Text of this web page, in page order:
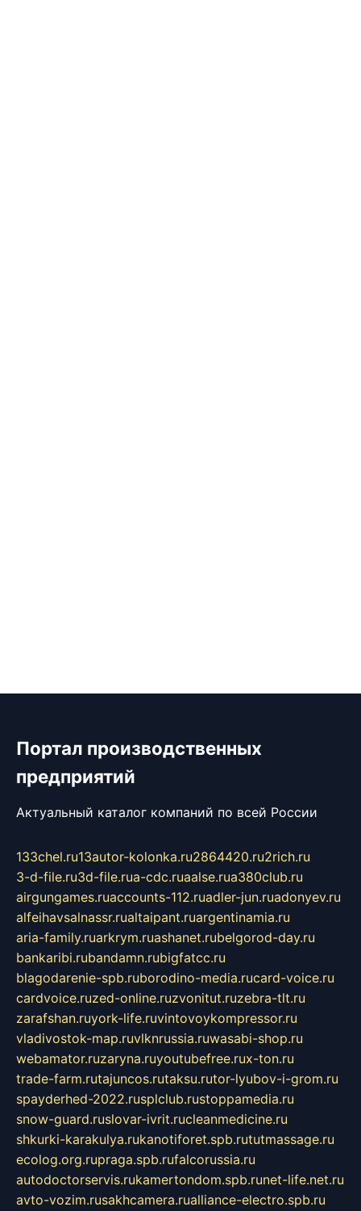
Портал производственных
предприятий
Актуальный каталог компаний по всей России
133chel.ru13autor-kolonka.ru2864420.ru2rich.ru
3-d-file.ru3d-file.rua-cdc.ruaalse.rua380club.ru
airgungames.ruaccounts-112.ruadler-jun.ruadonyev.ru
alfeihavsalnassr.rualtaipant.ruargentinamia.ru
aria-family.ruarkrym.ruashanet.rubelgorod-day.ru
bankaribi.rubandamn.rubigfatcc.ru
blagodarenie-spb.ruborodino-media.rucard-voice.ru
cardvoice.ruzed-online.ruzvonitut.ruzebra-tlt.ru
zarafshan.ruyork-life.ruvintovoykompressor.ru
vladivostok-map.ruvlknrussia.ruwasabi-shop.ru
webamator.ruzaryna.ruyoutubefree.rux-ton.ru
trade-farm.rutajuncos.rutaksu.rutor-lyubov-i-grom.ru
spayderhed-2022.rusplclub.rustoppamedia.ru
snow-guard.ruslovar-ivrit.rucleanmedicine.ru
shkurki-karakulya.rukanotiforet.spb.rututmassage.ru
ecolog.org.rupraga.spb.rufalcorussia.ru
autodoctorservis.rukamertondom.spb.runet-life.net.ru
avto-vozim.rusakhcamera.rualliance-electro.spb.ru